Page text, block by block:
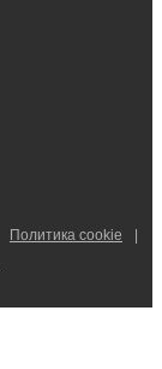
Политика cookie